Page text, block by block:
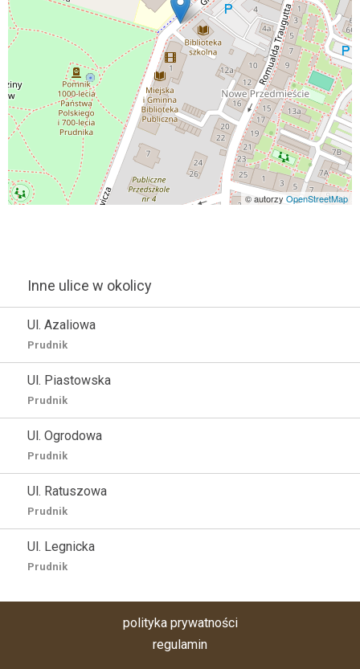
© autorzy OpenStreetMap
Inne ulice w okolicy
Ul. Azaliowa
Prudnik
Ul. Piastowska
Prudnik
Ul. Ogrodowa
Prudnik
Ul. Ratuszowa
Prudnik
Ul. Legnicka
Prudnik
polityka prywatności
regulamin